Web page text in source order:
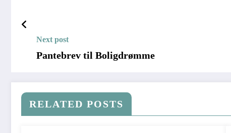
Next post
Pantebrev til Boligdrømme
RELATED POSTS